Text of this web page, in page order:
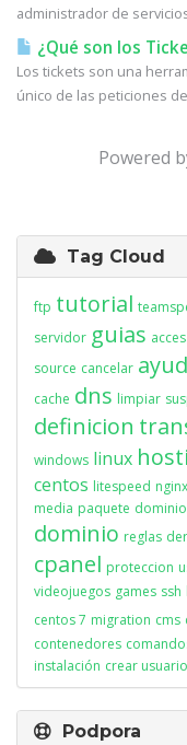
administrador de
¿Qué son los
Los tickets son una
único de las peticiones
Powered
Tag Cloud
ftp tutorial
servidor guias
source cancelar
cache dns limpiar
definicion
windows linux
centos litespeed nginx
media paquete
dominio reglas
cpanel proteccion
videojuegos games ssh
centos 7 migration cms
contenedores
instalación crear usuario
Podpora